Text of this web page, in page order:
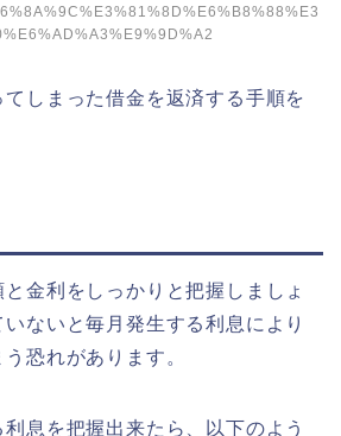
しまった借金を返済する手順を
金利をしっかりと把握しましょ
ないと毎月発生する利息により
恐れがあります。
息を把握出来たら、以下のよう